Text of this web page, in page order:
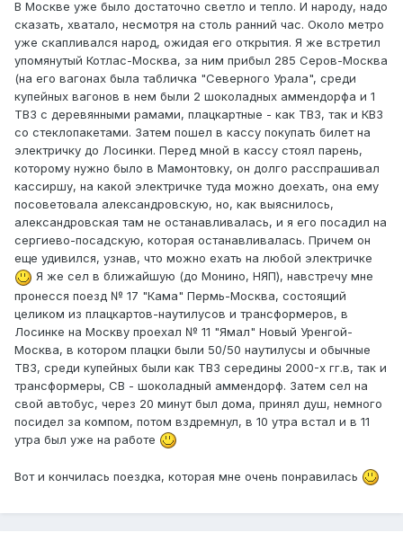
В Москве уже было достаточно светло и тепло. И народу, надо
сказать, хватало, несмотря на столь ранний час. Около метро
уже скапливался народ, ожидая его открытия. Я же встретил
упомянутый Котлас-Москва, за ним прибыл 285 Серов-Москва
(на его вагонах была табличка "Северного Урала", среди
купейных вагонов в нем были 2 шоколадных аммендорфа и 1
ТВЗ с деревянными рамами, плацкартные - как ТВЗ, так и КВЗ
со стеклопакетами. Затем пошел в кассу покупать билет на
электричку до Лосинки. Перед мной в кассу стоял парень,
которому нужно было в Мамонтовку, он долго расспрашивал
кассиршу, на какой электричке туда можно доехать, она ему
посоветовала александровскую, но, как выяснилось,
александровская там не останавливалась, и я его посадил на
сергиево-посадскую, которая останавливалась. Причем он
еще удивился, узнав, что можно ехать на любой электричке
Я же сел в ближайшую (до Монино, НЯП), навстречу мне
пронесся поезд № 17 "Кама" Пермь-Москва, состоящий
целиком из плацкартов-наутилусов и трансформеров, в
Лосинке на Москву проехал № 11 "Ямал" Новый Уренгой-
Москва, в котором плацки были 50/50 наутилусы и обычные
ТВЗ, среди купейных были как ТВЗ середины 2000-х гг.в, так и
трансформеры, СВ - шоколадный аммендорф. Затем сел на
свой автобус, через 20 минут был дома, принял душ, немного
посидел за компом, потом вздремнул, в 10 утра встал и в 11
утра был уже на работе
Вот и кончилась поездка, которая мне очень понравилась